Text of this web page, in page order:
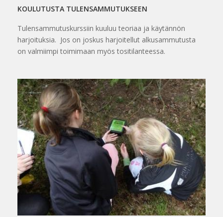
KOULUTUSTA TULENSAMMUTUKSEEN
Tulensammutuskurssiin kuuluu teoriaa ja käytännön
harjoituksia. Jos on joskus harjoitellut alkusammutusta
on valmiimpi toimimaan myös tositilanteessa.